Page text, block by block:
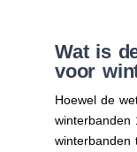
Wat is
voor
Hoewel de
winterbanden
winterbanden